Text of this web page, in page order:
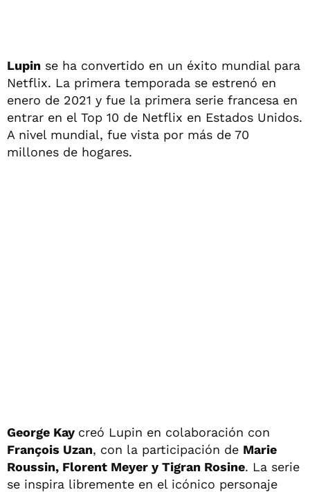
Lupin se ha convertido en un éxito mundial para
Netflix. La primera temporada se estrenó en
enero de 2021 y fue la primera serie francesa en
entrar en el Top 10 de Netflix en Estados Unidos.
A nivel mundial, fue vista por más de 70
millones de hogares.
George Kay creó Lupin en colaboración con
François Uzan, con la participación de Marie
Roussin, Florent Meyer y Tigran Rosine. La serie
se inspira libremente en el icónico personaje